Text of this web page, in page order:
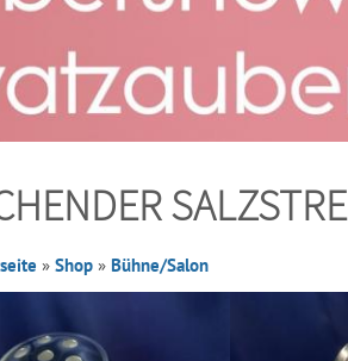
» Shop » Bühne/Salon